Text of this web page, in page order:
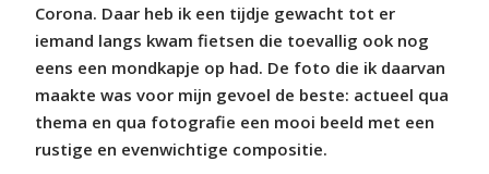
Corona. Daar heb ik een tijdje gewacht tot er
iemand langs kwam fietsen die toevallig ook nog
eens een mondkapje op had. De foto die ik daarvan
maakte was voor mijn gevoel de beste: actueel qua
thema en qua fotografie een mooi beeld met een
rustige en evenwichtige compositie.